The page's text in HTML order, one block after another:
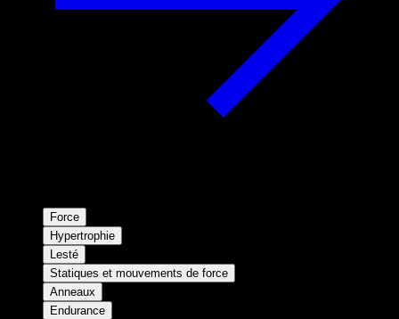
Force
Hypertrophie
Lesté
Statiques et mouvements de force
Anneaux
Endurance